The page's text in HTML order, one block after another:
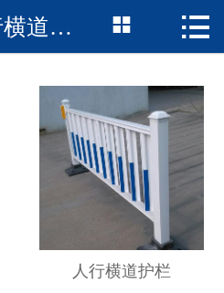
网站首页
产品中心
新闻资讯
企业风采
工程案例
人行横道护栏  
人行横道护栏